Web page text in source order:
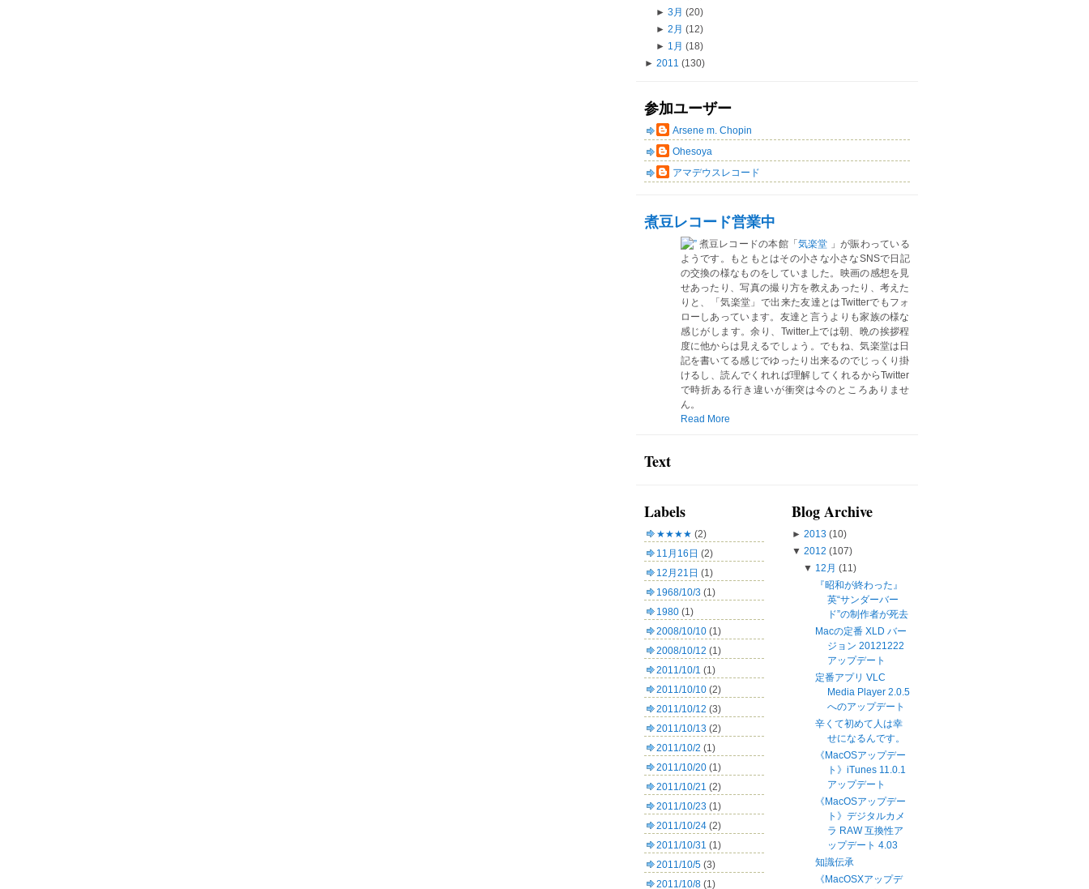
► 3月 (20)
► 2月 (12)
► 1月 (18)
► 2011 (130)
参加ユーザー
Arsene m. Chopin
Ohesoya
アマデウスレコード
煮豆レコード営業中
煮豆レコードの本館「 気楽堂 」が賑わっている
ようです。もともとはその小さな小さなSNSで日記
の交換の様なものをしていました。映画の感想を見
せあったり、写真の撮り方を教えあったり、考えた
りと、「気楽堂」で出来た友達とはTwitterでもフォ
ローしあっています。友達と言うよりも家族の様な
感じがします。余り、Twitter上では朝、晩の挨拶程
度に他からは見えるでしょう。でもね、気楽堂は日
記を書いてる感じでゆったり出来るのでじっくり掛
けるし、読んでくれれば理解してくれるからTwitter
で時折ある行き違いが衝突は今のところありませ
ん。
Read More
Text
Labels
★★★★ (2)
11月16日 (2)
12月21日 (1)
1968/10/3 (1)
1980 (1)
2008/10/10 (1)
2008/10/12 (1)
2011/10/1 (1)
2011/10/10 (2)
2011/10/12 (3)
2011/10/13 (2)
2011/10/2 (1)
2011/10/20 (1)
2011/10/21 (2)
2011/10/23 (1)
2011/10/24 (2)
2011/10/31 (1)
2011/10/5 (3)
2011/10/8 (1)
Blog Archive
► 2013 (10)
▼ 2012 (107)
▼ 12月 (11)
『昭和が終わった』
英“サンダーバー
ド”の制作者が死去
Macの定番 XLD バー
ジョン 20121222
アップデート
定番アプリ VLC
Media Player 2.0.5
へのアップデート
辛くて初めて人は幸
せになるんです。
《MacOSアップデー
ト》iTunes 11.0.1
アップデート
《MacOSアップデー
ト》デジタルカメ
ラ RAW 互換性ア
ップデート 4.03
知識伝承
《MacOSXアップデ